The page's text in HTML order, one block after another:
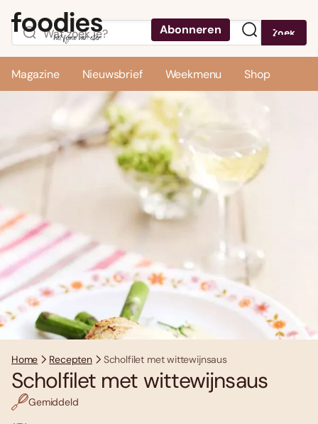
Abonneren Zoek
Magazine Nieuwsbrief Weekmenu Shop
Home Recepten Scholfilet met wittewijnsaus
Scholfilet met wittewijnsaus
Gemiddeld